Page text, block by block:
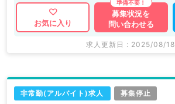
お気に入り
募集状況を
問い合わせる
求人更新日 : 2025/08/18
非常勤(アルバイト)求人 募集停止